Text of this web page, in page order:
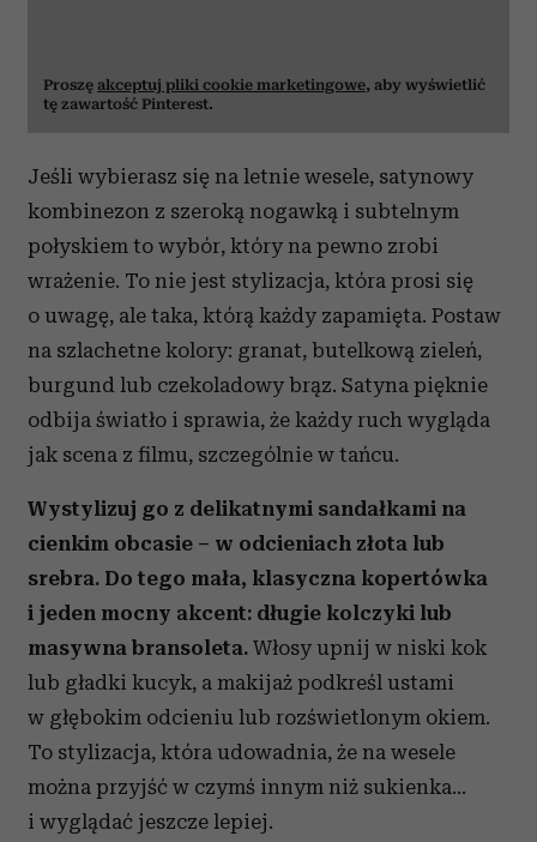
Proszę akceptuj pliki cookie marketingowe, aby wyświetlić
tę zawartość Pinterest.
Jeśli wybierasz się na letnie wesele, satynowy
kombinezon z szeroką nogawką i subtelnym
połyskiem to wybór, który na pewno zrobi
wrażenie. To nie jest stylizacja, która prosi się
o uwagę, ale taka, którą każdy zapamięta. Postaw
na szlachetne kolory: granat, butelkową zieleń,
burgund lub czekoladowy brąz. Satyna pięknie
odbija światło i sprawia, że każdy ruch wygląda
jak scena z filmu, szczególnie w tańcu.
Wystylizuj go z delikatnymi sandałkami na
cienkim obcasie – w odcieniach złota lub
srebra. Do tego mała, klasyczna kopertówka
i jeden mocny akcent: długie kolczyki lub
masywna bransoleta. Włosy upnij w niski kok
lub gładki kucyk, a makijaż podkreśl ustami
w głębokim odcieniu lub rozświetlonym okiem.
To stylizacja, która udowadnia, że na wesele
można przyjść w czymś innym niż sukienka…
i wyglądać jeszcze lepiej.